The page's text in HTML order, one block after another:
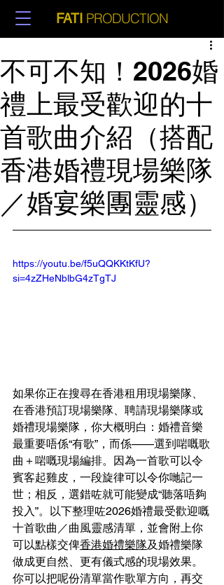
FATI PRODUCTION
不可不知！2026婚
禮上最受歡迎的十
首歌曲介紹（搭配
香港婚禮現場樂隊
／婚宴樂團靈感）
https://youtu.be/f5uQQKKtKfU?
si=4zZHeNblbG4zTgTJ
如果你正在搜尋在香港租用現場樂隊、
在香港預訂現場樂隊、聘請現場樂隊或
婚禮現場樂隊，你大概明白：婚禮音樂
最重要唔係“有歌”，而係——選到啱嘅歌
曲＋啱嘅現場編排。因為一首歌可以令
賓客起雞皮，一段旋律可以令你哋記一
世；相反，選錯咗就可能變成“聽落唔夠
投入”。以下整理咗2026婚禮最受歡迎嘅
十首歌曲／曲風靈感清單，並會附上你
可以點樣交俾香港婚禮樂隊及婚禮樂隊
做成更自然、更有儀式感的現場效果。
你可以把呢份清單當作歌單方向，再交